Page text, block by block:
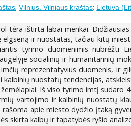
;Vilnius. Vilniaus kraštas; Lietuva
tėra ištirta labai menkai.
ir nuostatas, tačiau kitų
tyrimo duomenimis nubrėžti
socialinių ir humanitarinių
reprezentatyvius duomenis, ir
nuostatų tendencijas,
Iš viso tyrimo imtį sudaro
vartojimo ir kalbinių nuostatų
rašoma apie miesto dydžio įtaką
skirta kalbų ir tapatybės ryšio